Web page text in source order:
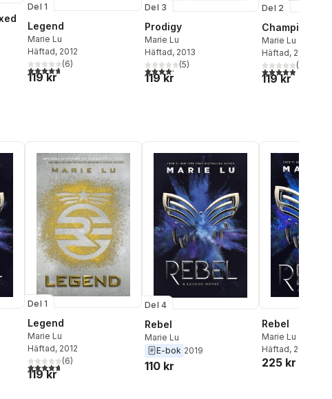
antal röster:
Del 1
Legend
Marie Lu
Häftad, 2012
4,7utav 5 stjärnor. Totalt antal röster:
(6)
119 kr
Del 3
Prodigy
Marie Lu
Häftad, 2013
4,2utav 5 stjärnor. Totalt antal röster:
(5)
119 kr
Del 2
Champion
Marie Lu
Häftad, 2013
4,9utav 5(
119 kr
Del 1
Legend
Marie Lu
Häftad, 2012
4,7utav 5 stjärnor. Totalt antal röster:
(6)
119 kr
Del 4
Rebel
Marie Lu
E-bok 2019
110 kr
Rebel
Marie Lu
Häftad, 2020
225 kr